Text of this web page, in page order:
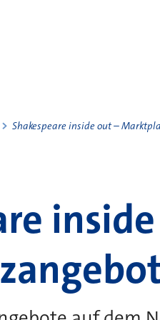
Shakespeare inside out –